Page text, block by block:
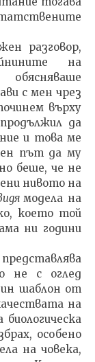
разговор,
на
с мен чрез
върху
да
и това ме
път да му
беше, че не
нивото на
модела на
което той
ни години
не с оглед
шаблон от
на
особено
на човека,